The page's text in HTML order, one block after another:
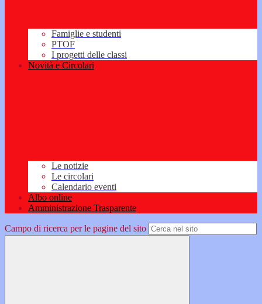
Famiglie e studenti
PTOF
I progetti delle classi
Novità e Circolari
Le notizie
Le circolari
Calendario eventi
Albo online
Amministrazione Trasparente
Campo di ricerca per le pagine del sito